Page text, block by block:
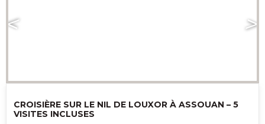
CROISIÈRE SUR LE NIL DE LOUXOR À ASSOUAN – 5
VISITES INCLUSES